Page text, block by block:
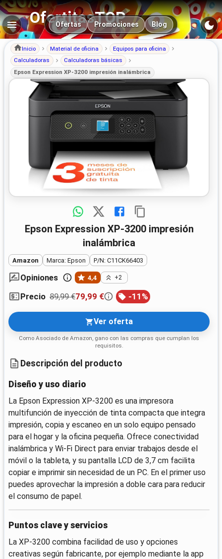
OfertitasTOP
Navegación principal
Ofertas Promociones Blog
Inicio Material de oficina
Equipos para oficina
Calculadoras
Calculadoras básicas
Epson Expression XP-3200 impresión inalámbrica
Epson Expression XP-3200 impresión
inalámbrica
Amazon Marca: Epson P/N: C11CK66403
Opiniones 4,4 +2
Precio 89,99 €79,99 € -11 %
Ver oferta
Como Asociado de Amazon, gano con las compras que cumplan los
requisitos.
Descripción del producto
Diseño y uso diario
La Epson Expression XP-3200 es una impresora
multifunción de inyección de tinta compacta que integra
impresión, copia y escaneo en un solo equipo pensado
para el hogar y la oficina pequeña. Ofrece conectividad
inalámbrica y Wi‑Fi Direct para enviar trabajos desde el
móvil o la tableta, y su pantalla LCD de 3,7 cm facilita
copiar e imprimir sin necesidad de un PC. En el primer uso
puedes aprovechar la impresión a doble cara para reducir
el consumo de papel.
Puntos clave y servicios
La XP-3200 combina facilidad de uso y opciones
creativas según fabricante, por ejemplo mediante la app